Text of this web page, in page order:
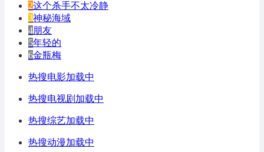
2这个杀手不太冷静
3神秘海域
4朋友
5年轻的
6金瓶梅
热搜电影加载中
热搜电视剧加载中
热搜综艺加载中
热搜动漫加载中